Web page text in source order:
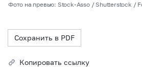
Фото на превью: Stock-Asso / Shutterstock /
Сохранить в PDF
Копировать ссылку